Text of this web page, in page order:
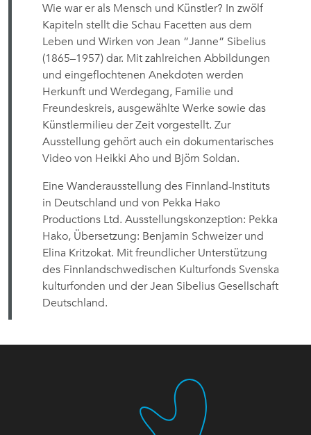
Wie war er als Mensch und Künstler? In zwölf
Kapiteln stellt die Schau Facetten aus dem
Leben und Wirken von Jean ”Janne” Sibelius
(1865–1957) dar. Mit zahlreichen Abbildungen
und eingeflochtenen Anekdoten werden
Herkunft und Werdegang, Familie und
Freundeskreis, ausgewählte Werke sowie das
Künstlermilieu der Zeit vorgestellt. Zur
Ausstellung gehört auch ein dokumentarisches
Video von Heikki Aho und Björn Soldan.
Eine Wanderausstellung des Finnland-Instituts
in Deutschland und von Pekka Hako
Productions Ltd. Ausstellungskonzeption: Pekka
Hako, Übersetzung: Benjamin Schweizer und
Elina Kritzokat. Mit freundlicher Unterstützung
des Finnlandschwedischen Kulturfonds Svenska
kulturfonden und der Jean Sibelius Gesellschaft
Deutschland.